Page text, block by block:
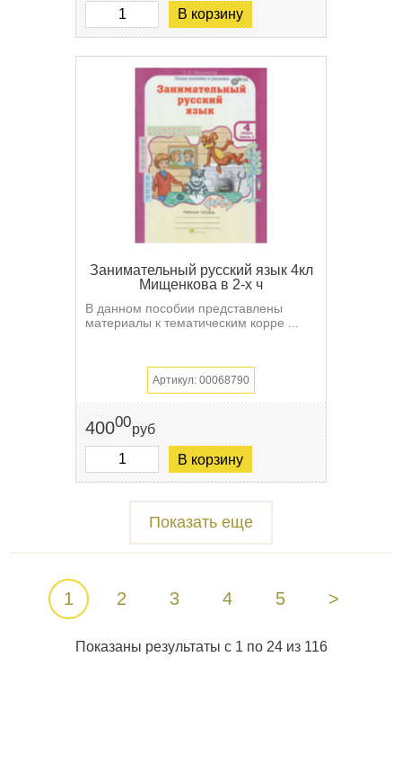
В корзину
Занимательный русский язык 4кл
Мищенкова в 2-х ч
В данном пособии представлены
материалы к тематическим корре ...
Артикул: 00068790
40000руб
В корзину
Показать еще
1 2 3 4 5 >
Показаны результаты с 1 по 24 из 116